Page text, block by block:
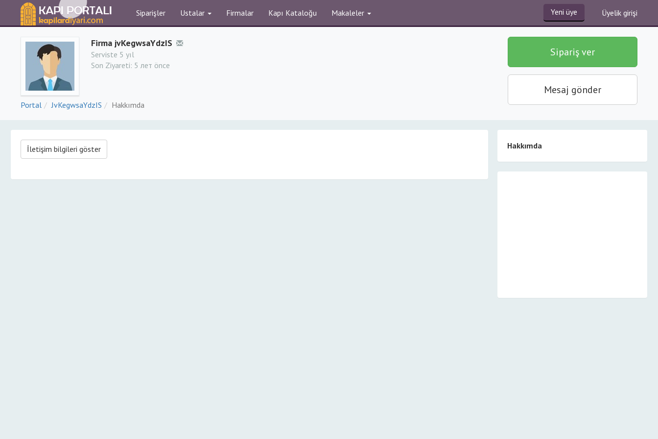
Siparişler Ustalar Firmalar Kapı Kataloğu Makaleler Yeni üye Üyelik girişi
Firma jvKegwsaYdzIS
Serviste 5 yıl
Son Ziyareti: 5 лет önce
Portal JvKegwsaYdzIS Hakkımda
Sipariş ver
Mesaj gönder
İletişim bilgileri göster Hakkımda